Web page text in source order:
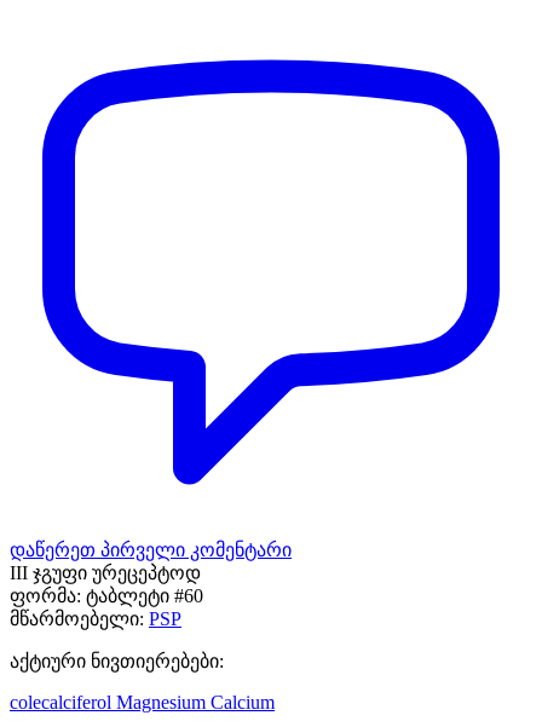
დაწერეთ პირველი კომენტარი
III ჯგუფი ურეცეპტოდ
ფორმა: ტაბლეტი #60
მწარმოებელი: PSP
აქტიური ნივთიერებები:
colecalciferol Magnesium Calcium